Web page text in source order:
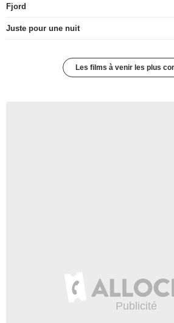
Fjord
Juste pour une nuit
Les films à venir les plus